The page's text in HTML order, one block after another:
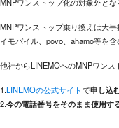
MNPワンストップ乗り換えは大
イモバイル、povo、ahamo等を
他社からLINEMOへのMNPワンス
1.LINEMOの公式サイトで申し込
2.今の電話番号をそのまま使用す